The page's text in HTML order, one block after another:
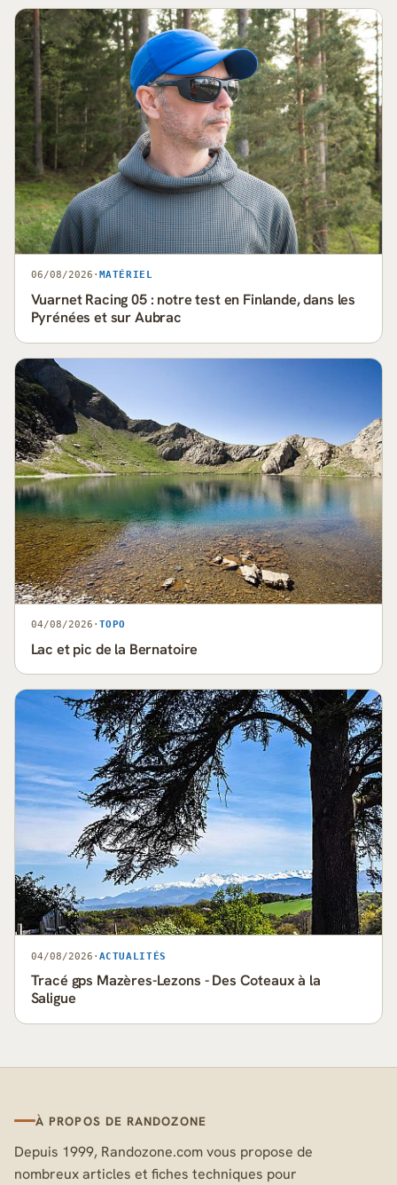
06/08/2026 · MATÉRIEL
Vuarnet Racing 05 : notre test en Finlande, dans les
Pyrénées et sur Aubrac
04/08/2026 · TOPO
Lac et pic de la Bernatoire
04/08/2026 · ACTUALITÉS
Tracé gps Mazères-Lezons - Des Coteaux à la
Saligue
À PROPOS DE RANDOZONE
Depuis 1999, Randozone.com vous propose de
nombreux articles et fiches techniques pour